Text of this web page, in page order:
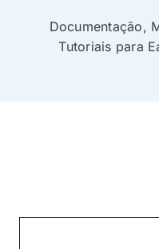
Documentação,
Tutoriais para